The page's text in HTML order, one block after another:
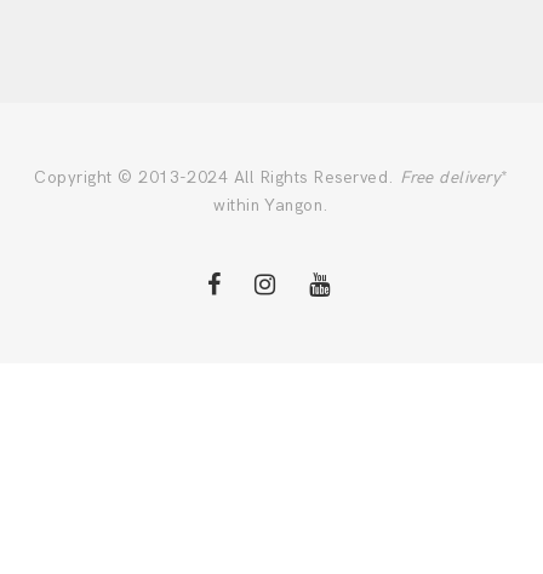
Copyright © 2013-2024 All Rights Reserved. Free delivery*
within Yangon.